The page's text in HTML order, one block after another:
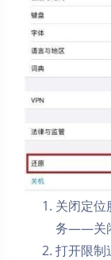
关闭定
务——关
打开限